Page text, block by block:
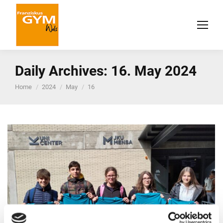
Daily Archives: 16. May 2024
You are here:
Home 2024 May 16